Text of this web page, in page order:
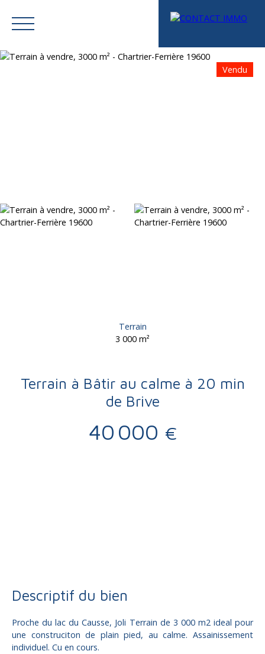
Mes favoris Espace vendeur Estimation
Vendu
Terrain
3 000 m²
Terrain à Bâtir au calme à 20 min
de Brive
40 000 €
Descriptif du bien
Proche du lac du Causse, Joli Terrain de 3 000 m2 ideal pour
une construciton de plain pied, au calme. Assainissement
individuel. Cu en cours.